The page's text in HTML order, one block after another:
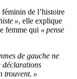
de l’histoire
», elle explique
femme qui « pense
de gauche ne
déclarations
trouvent. »